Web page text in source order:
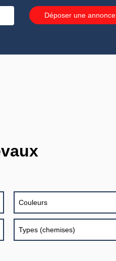
Déposer une annonce
Couleurs
Types (chemises)